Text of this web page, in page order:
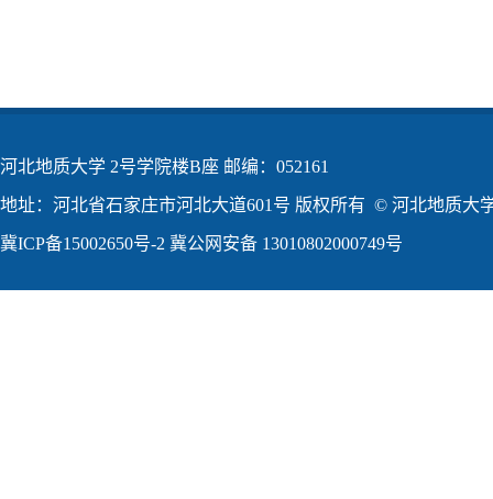
河北地质大学 2号学院楼B座 邮编：052161
地址：河北省石家庄市河北大道601号 版权所有 © 河北地质大
冀ICP备15002650号-2 冀公网安备 13010802000749号